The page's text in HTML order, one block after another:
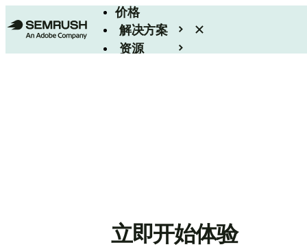
价格
解决方案
资源
立即开始体验